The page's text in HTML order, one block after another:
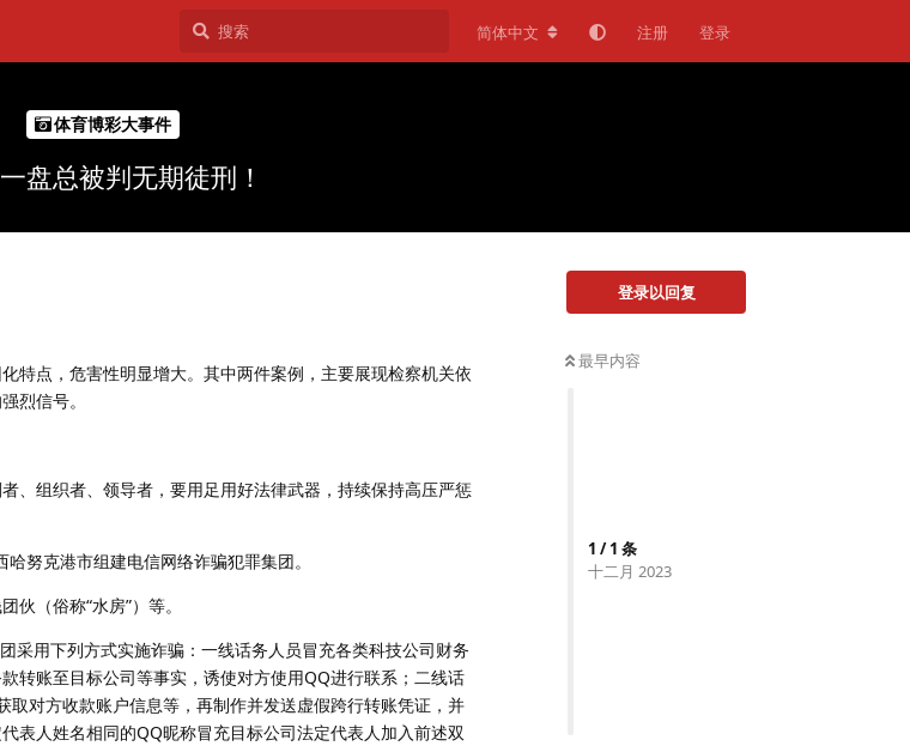
简体中文 注册 登录
体育博彩大事件
盘总被判无期徒刑！
登录以回复
最早内容
1 /1 条
十二月 2023
特点，危害性明显增大。其中两件案例，主要展现检察机关依
烈信号。
、组织者、领导者，要用足用好法律武器，持续保持高压严惩
努克港市组建电信网络诈骗犯罪集团。
（俗称“水房”）等。
采用下列方式实施诈骗：一线话务人员冒充各类科技公司财务
转账至目标公司等事实，诱使对方使用QQ进行联系；二线话
对方收款账户信息等，再制作并发送虚假跨行转账凭证，并
表人姓名相同的QQ昵称冒充目标公司法定代表人加入前述双